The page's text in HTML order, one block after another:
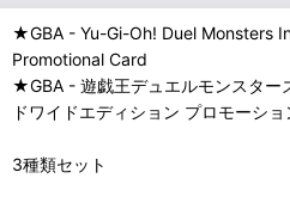
★GBA - Yu-Gi-Oh! Duel Monsters
Promotional Card
★GBA - 遊戯王デュエルモンスター
ドワイドエディション プロモーショ
3種類セット